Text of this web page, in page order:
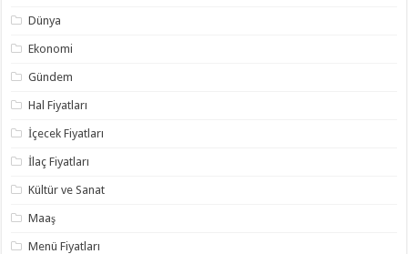
Dünya
Ekonomi
Gündem
Hal Fiyatları
İçecek Fiyatları
İlaç Fiyatları
Kültür ve Sanat
Maaş
Menü Fiyatları